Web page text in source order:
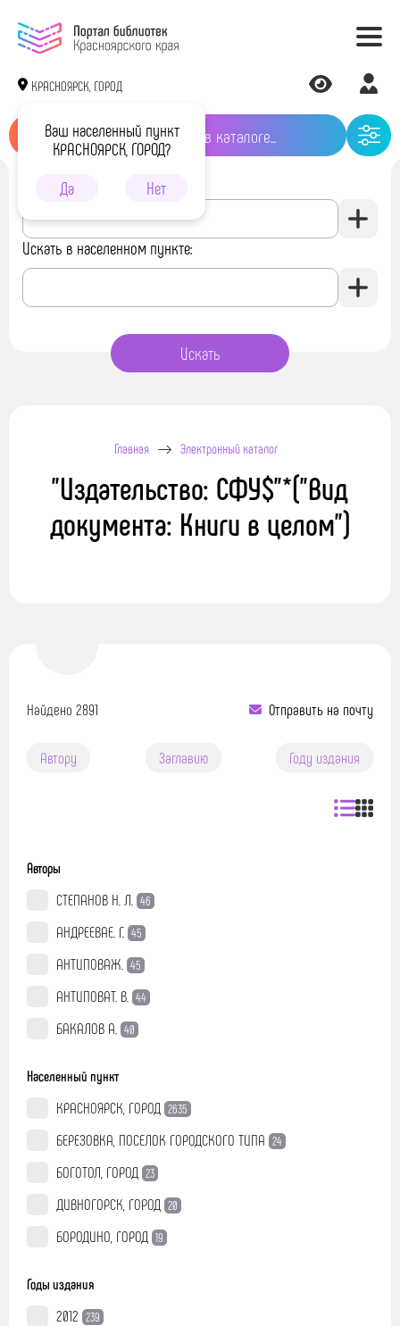
КРАСНОЯРСК, ГОРОД
Ваш населенный пункт
КРАСНОЯРСК, ГОРОД?
Да
Нет
Искать в библиотеке:
Искать в населенном пункте:
Главная Электронный каталог
"Издательство: СФУ$"*("Вид
документа: Книги в целом")
Найдено 2891 Отправить на почту
Автору Заглавию Году издания
Авторы
СТЕПАНОВ Н. Л. 46
АНДРЕЕВАЕ. Г. 45
АНТИПОВАЖ. 45
АНТИПОВАТ. В. 44
БАКАЛОВ А. 40
Населенный пункт
КРАСНОЯРСК, ГОРОД 2635
БЕРЕЗОВКА, ПОСЕЛОК ГОРОДСКОГО ТИПА 24
БОГОТОЛ, ГОРОД 23
ДИВНОГОРСК, ГОРОД 20
БОРОДИНО, ГОРОД 19
Годы издания
2012 239